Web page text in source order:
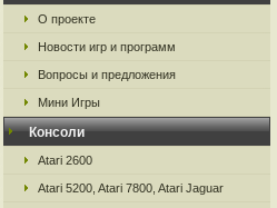
О проекте
Новости игр и программ
Вопросы и предложения
Мини Игры
Консоли
Atari 2600
Atari 5200, Atari 7800, Atari Jaguar